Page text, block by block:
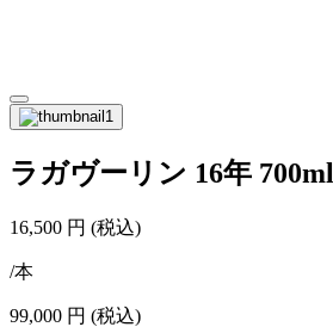
ラガヴーリン 16年 700ml
16,500 円 (税込)
/本
99,000 円 (税込)